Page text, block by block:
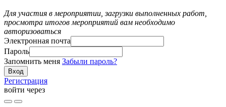
Для участия в мероприятии, загрузки выполненных работ,
просмотра итогов мероприятий вам необходимо
авторизоваться
Электронная почта
Пароль
Запомнить меня Забыли пароль?
Регистрация
войти через